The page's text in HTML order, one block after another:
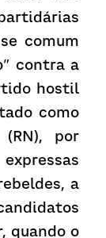
comum
contra a
hostil
como
(RN), por
a
quando o